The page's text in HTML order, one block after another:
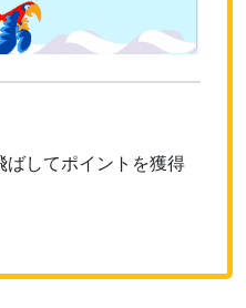
してポイントを獲得